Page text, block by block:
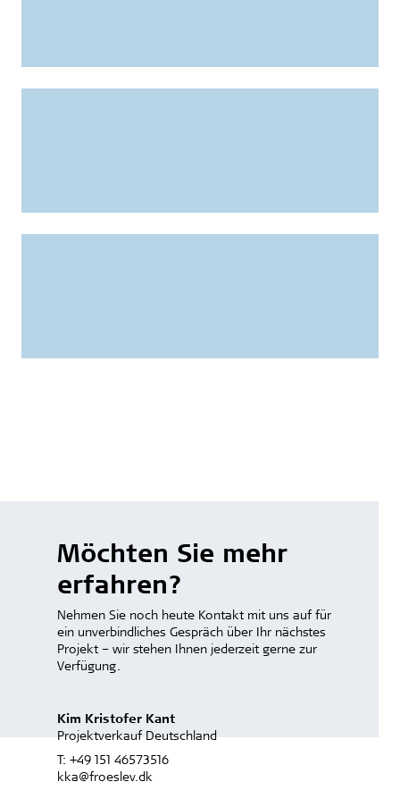
Möchten Sie mehr
erfahren?
Nehmen Sie noch heute Kontakt mit uns auf für
ein unverbindliches Gespräch über Ihr nächstes
Projekt – wir stehen Ihnen jederzeit gerne zur
Verfügung.
Kim Kristofer Kant
Projektverkauf Deutschland
T: +49 151 46573516
kka@froeslev.dk